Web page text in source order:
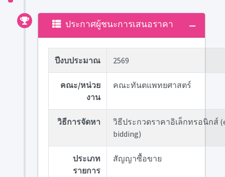
ประกาศผู้ชนะการเสนอราคา
ปีงบประมาณ 2569
คณะ/หน่วย
งาน
คณะทันตแพทยศาสตร์
วิธีการจัดหา
วิธีประกวดราคาอิเล็กทรอนิกส์
bidding)
ประเภท
รายการ
สัญญาซื้อขาย